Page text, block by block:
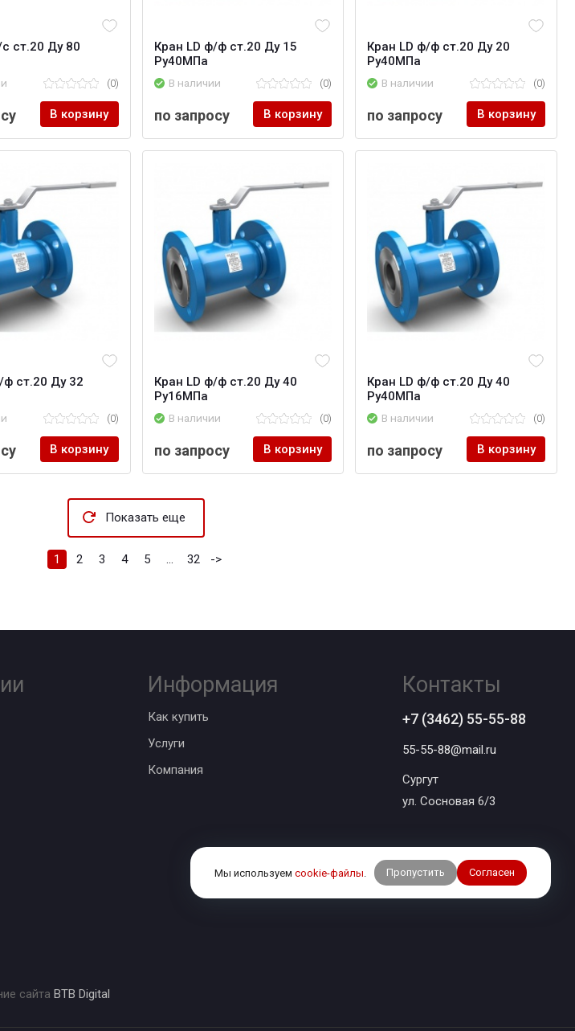
ст.20 Ду 80
(0)
В корзину
Кран LD ф/ф ст.20 Ду 15
Ру40МПа
В наличии (0)
по запросу В корзину
Кран LD ф/ф ст.20 Ду 20
Ру40МПа
В наличии (0)
по запросу В корзину
ф ст.20 Ду 32
(0)
В корзину
Кран LD ф/ф ст.20 Ду 40
Ру16МПа
В наличии (0)
по запросу В корзину
Кран LD ф/ф ст.20 Ду 40
Ру40МПа
В наличии (0)
по запросу В корзину
Показать еще
1 2 3 4 5 ... 32 ->
Информация
Как купить
Услуги
Компания
Контакты
+7 (3462) 55-55-88
55-55-88@mail.ru
Сургут
ул. Сосновая 6/3
сайта BTB Digital
Мы используем cookie-файлы Пропустить Согласен